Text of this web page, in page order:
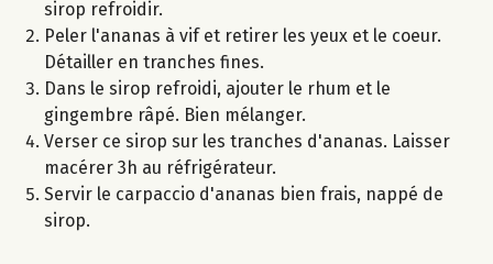
sirop refroidir.
Peler l'ananas à vif et retirer les yeux et le coeur.
Détailler en tranches fines.
Dans le sirop refroidi, ajouter le rhum et le
gingembre râpé. Bien mélanger.
Verser ce sirop sur les tranches d'ananas. Laisser
macérer 3h au réfrigérateur.
Servir le carpaccio d'ananas bien frais, nappé de
sirop.